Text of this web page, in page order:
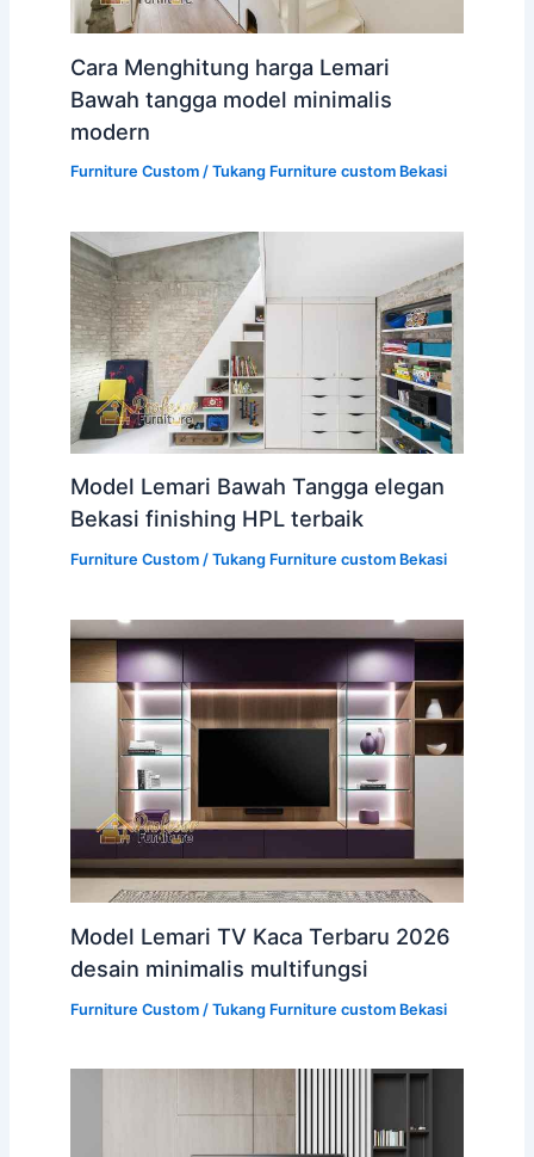
Cara Menghitung harga Lemari
Bawah tangga model minimalis
modern
Furniture Custom/ Tukang Furniture custom Bekasi
Model Lemari Bawah Tangga elegan
Bekasi finishing HPL terbaik
Furniture Custom/ Tukang Furniture custom Bekasi
Model Lemari TV Kaca Terbaru 2026
desain minimalis multifungsi
Furniture Custom/ Tukang Furniture custom Bekasi